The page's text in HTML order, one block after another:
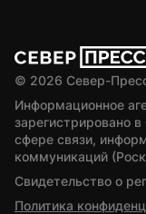
© 2026 Север-
Информационное
зарегистрировано
сфере связи,
коммуникаций
Свидетельство о
Политика